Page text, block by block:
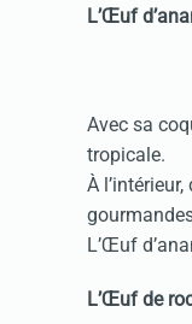
L’Œuf
Avec sa
tropicale.
À
L’Œuf
L’Œuf de